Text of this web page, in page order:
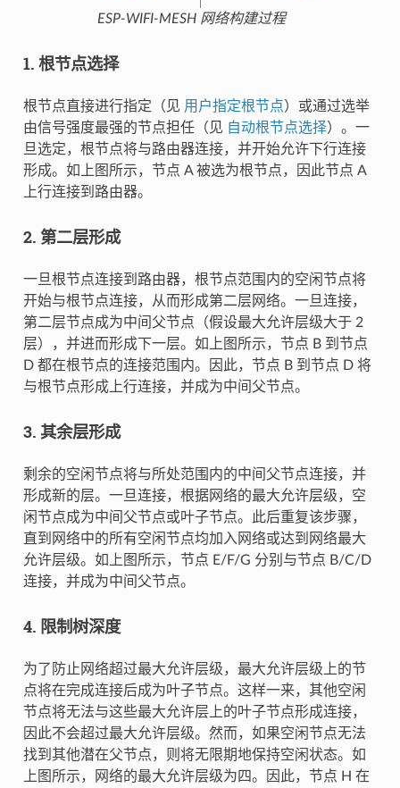
ESP-WIFI-MESH 网络构建过程
1. 根节点选择
根节点直接进行指定（见 用户指定根节点）或通过选举
由信号强度最强的节点担任（见 自动根节点选择）。一
旦选定，根节点将与路由器连接，并开始允许下行连接
形成。如上图所示，节点 A 被选为根节点，因此节点 A
上行连接到路由器。
2. 第二层形成
一旦根节点连接到路由器，根节点范围内的空闲节点将
开始与根节点连接，从而形成第二层网络。一旦连接，
第二层节点成为中间父节点（假设最大允许层级大于 2
层），并进而形成下一层。如上图所示，节点 B 到节点
D 都在根节点的连接范围内。因此，节点 B 到节点 D 将
与根节点形成上行连接，并成为中间父节点。
3. 其余层形成
剩余的空闲节点将与所处范围内的中间父节点连接，并
形成新的层。一旦连接，根据网络的最大允许层级，空
闲节点成为中间父节点或叶子节点。此后重复该步骤，
直到网络中的所有空闲节点均加入网络或达到网络最大
允许层级。如上图所示，节点 E/F/G 分别与节点 B/C/D
连接，并成为中间父节点。
4. 限制树深度
为了防止网络超过最大允许层级，最大允许层级上的节
点将在完成连接后成为叶子节点。这样一来，其他空闲
节点将无法与这些最大允许层上的叶子节点形成连接，
因此不会超过最大允许层级。然而，如果空闲节点无法
找到其他潜在父节点，则将无限期地保持空闲状态。如
上图所示，网络的最大允许层级为四。因此，节点 H 在